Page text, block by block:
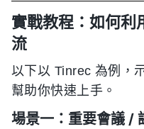
實戰教程：如何利
流
以下以 Tinrec 為例，
幫助你快速上手。
場景一：重要會議 /